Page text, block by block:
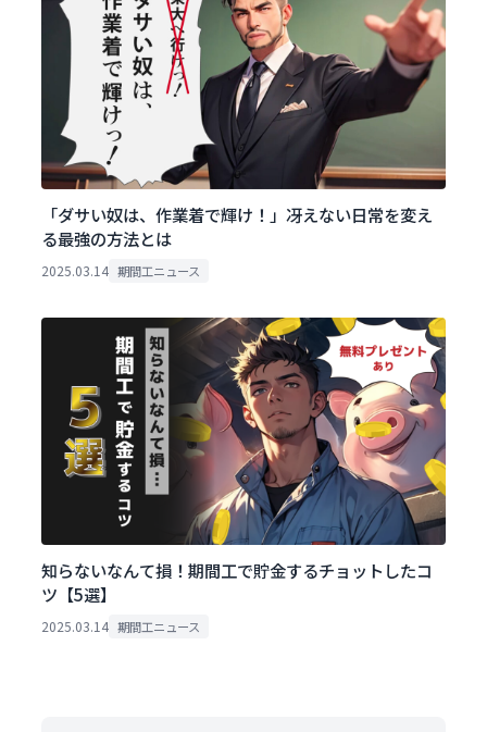
「ダサい奴は、作業着で輝け！」冴えない日常を変え
る最強の方法とは
2025.03.14 期間工ニュース
知らないなんて損！期間工で貯金するチョットしたコ
ツ【5選】
2025.03.14 期間工ニュース